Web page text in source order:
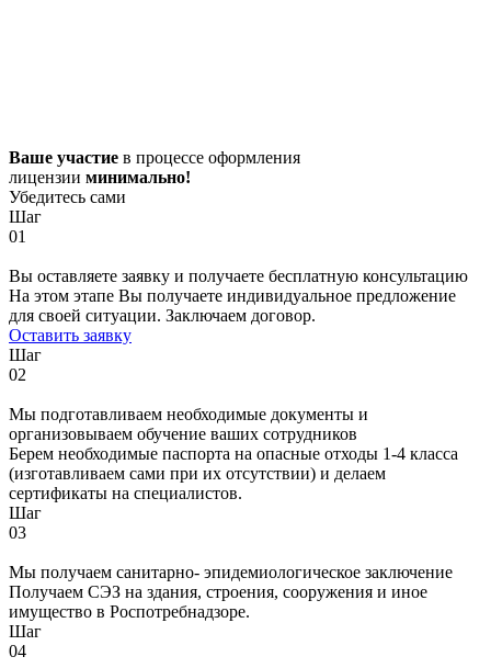
Ваше участие в процессе оформления
лицензии минимально!
Убедитесь сами
Шаг
01
Вы оставляете заявку и получаете бесплатную консультацию
На этом этапе Вы получаете индивидуальное предложение
для своей ситуации. Заключаем договор.
Оставить заявку
Шаг
02
Мы подготавливаем необходимые документы и
организовываем обучение ваших сотрудников
Берем необходимые паспорта на опасные отходы 1-4 класса
(изготавливаем сами при их отсутствии) и делаем
сертификаты на специалистов.
Шаг
03
Мы получаем санитарно- эпидемиологическое заключение
Получаем СЭЗ на здания, строения, сооружения и иное
имущество в Роспотребнадзоре.
Шаг
04